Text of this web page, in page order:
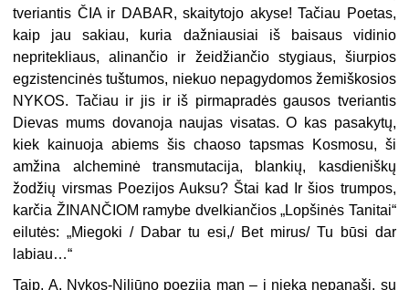
tveriantis ČIA ir DABAR, skaitytojo akyse! Tačiau Poetas,
kaip jau sakiau, kuria dažniausiai iš baisaus vidinio
nepritekliaus, alinančio ir žeidžiančio stygiaus, šiurpios
egzistencinės tuštumos, niekuo nepagydomos žemiškosios
NYKOS. Tačiau ir jis ir iš pirmapradės gausos tveriantis
Dievas mums dovanoja naujas visatas. O kas pasakytų,
kiek kainuoja abiems šis chaoso tapsmas Kosmosu, ši
amžina alcheminė transmutacija, blankių, kasdieniškų
žodžių virsmas Poezijos Auksu? Štai kad Ir šios trumpos,
karčia ŽINANČIOM ramybe dvelkiančios „Lopšinės Tanitai“
eilutės: „Miegoki / Dabar tu esi,/ Bet mirus/ Tu būsi dar
labiau…“
Taip, A. Nykos-Niliūno poezija man – į nieką nepanaši, su